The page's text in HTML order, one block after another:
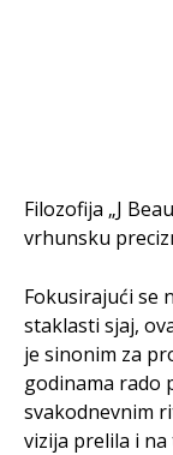
Filozofija „J
vrhunsku
Fokusirajući se
staklasti sjaj,
je sinonim za
godinama rado
svakodnevnim
vizija prelila i